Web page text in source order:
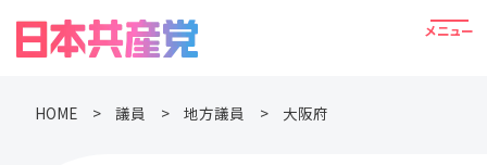
HOME 議員 地方議員 大阪府